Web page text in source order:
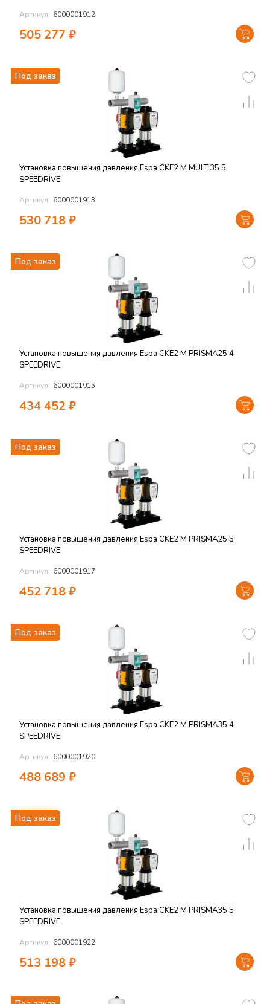
Артикул: 6000001912
505 277 ₽
Под заказ
Установка повышения давления Espa CKE2 M MULTI35 5
SPEEDRIVE
Артикул: 6000001913
530 718₽
Под заказ
Установка повышения давления Espa CKE2 M PRISMA25 4
SPEEDRIVE
Артикул: 6000001915
434 452₽
Под заказ
Установка повышения давления Espa CKE2 M PRISMA25 5
SPEEDRIVE
Артикул: 6000001917
452 718₽
Под заказ
Установка повышения давления Espa CKE2 M PRISMA35 4
SPEEDRIVE
Артикул: 6000001920
488 689 ₽
Под заказ
Установка повышения давления Espa CKE2 M PRISMA35 5
SPEEDRIVE
Артикул: 6000001922
513 198₽